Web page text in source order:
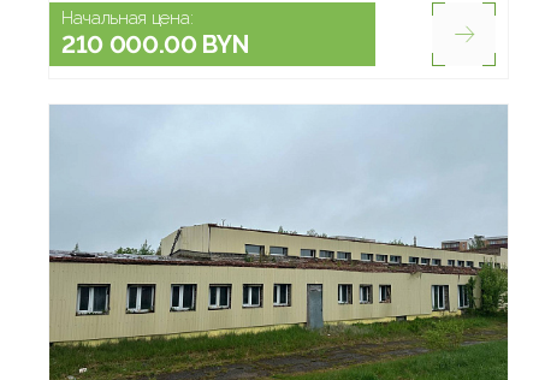
Начальная цена:
210 000.00 BYN